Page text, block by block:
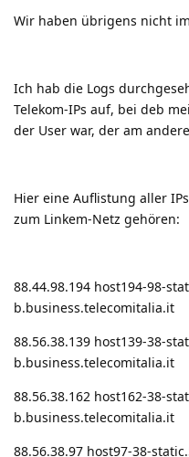
Wir haben übrigens nicht
Ich hab die Logs
Telekom-IPs auf, bei deb
der User war, der am
Hier eine Auflistung aller
zum Linkem-Netz gehören:
88.44.98.194 host194-98-
b.business.telecomitalia.it
88.56.38.139 host139-38-
b.business.telecomitalia.it
88.56.38.162 host162-38-
b.business.telecomitalia.it
88.56.38.97 host97-38-